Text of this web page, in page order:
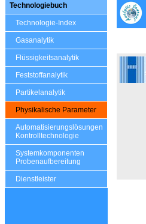
Technologiebuch
Technologie-Index
Gasanalytik
Flüssigkeitsanalytik
Feststoffanalytik
Partikelanalytik
Physikalische Parameter
Automatisierungslösungen
Kontrolltechnologie
Systemkomponenten
Probenaufbereitung
Dienstleister